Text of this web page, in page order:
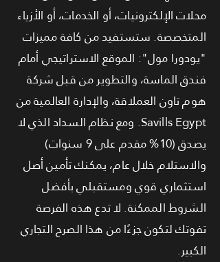
محلات الإلكترونيات، أو الخدمات، أو الأزياء
المتخصصة. ستستفيد من كافة مميزات
"يودورا مول": الموقع الاستراتيجي أمام
فندق الماسة، والتطوير من قبل شركة
هوم تاون العملاقة، والإدارة العالمية من
Savills Egypt. ومع نظام السداد الذي لا
يصدق (10% مقدم على 9 سنوات)
والاستلام خلال عام، يمكنك تأمين أصل
استثماري قوي ومستقبلي بأفضل
الشروط الممكنة. لا تدع هذه الفرصة
تفوتك لتكون جزءًا من هذا الصرح التجاري
الكبير.